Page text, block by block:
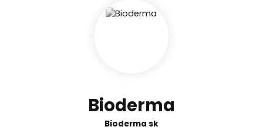
Bioderma
Bioderma sk